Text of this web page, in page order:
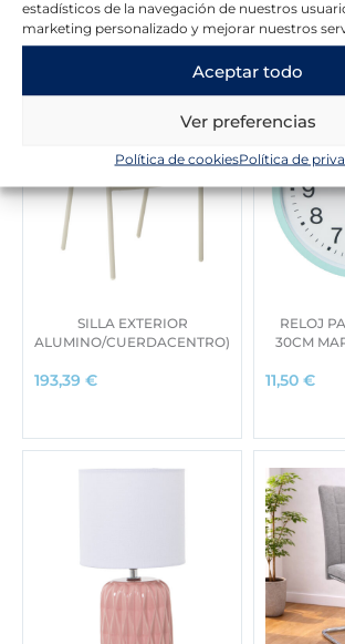
estadísticos de la navegación de nuestros
marketing personalizado y mejorar nuestros
Aceptar todo
Ver preferencias
Política de cookiesPolítica de
Novedades en la tienda
SILLA EXTERIOR
ALUMINO/CUERDACENTRO)
193,39 €
RELOJ
30CM
11,50 €